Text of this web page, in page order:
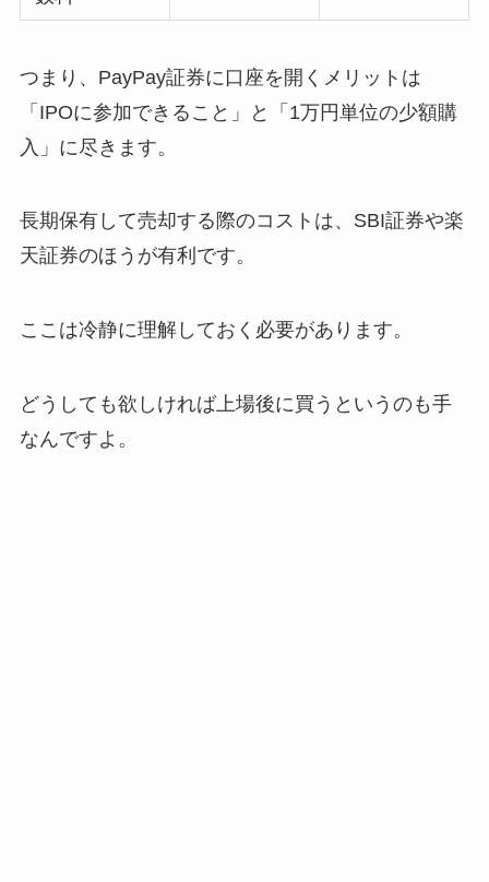
つまり、PayPay証券に口座を開くメリットは
「IPOに参加できること」と「1万円単位の少額購
入」に尽きます。
長期保有して売却する際のコストは、SBI証券や楽
天証券のほうが有利です。
ここは冷静に理解しておく必要があります。
どうしても欲しければ上場後に買うというのも手
なんですよ。